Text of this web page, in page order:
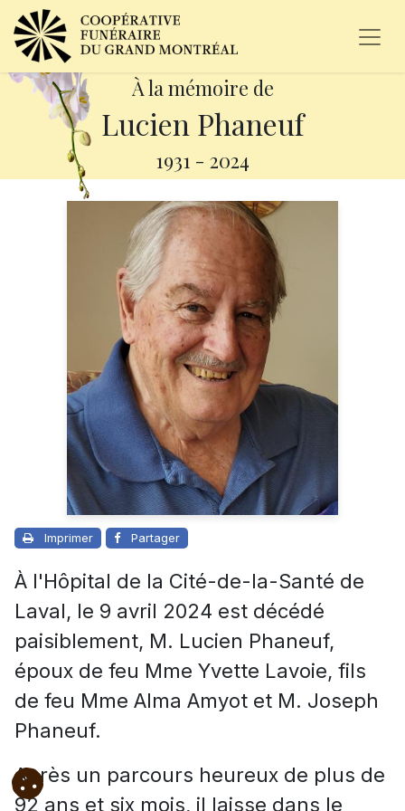
À la mémoire de
Lucien Phaneuf
1931 - 2024
Imprimer Partager
À l'Hôpital de la Cité-de-la-Santé de
Laval, le 9 avril 2024 est décédé
paisiblement, M. Lucien Phaneuf,
époux de feu Mme Yvette Lavoie, fils
de feu Mme Alma Amyot et M. Joseph
Phaneuf.
Après un parcours heureux de plus de
92 ans et six mois, il laisse dans le